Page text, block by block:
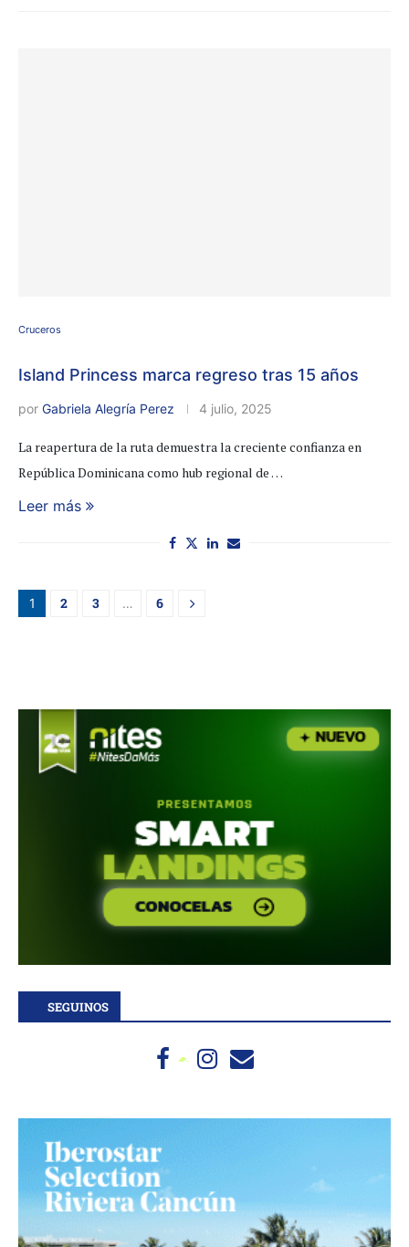
Cruceros
Island Princess marca regreso tras 15 años
por Gabriela Alegría Perez 4 julio, 2025
La reapertura de la ruta demuestra la creciente confianza en
República Dominicana como hub regional de …
Leer más
1 2 3 … 6
SEGUINOS